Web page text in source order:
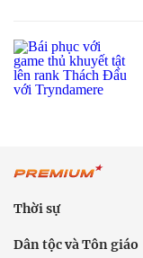
Thời sự
Dân tộc và Tôn giáo